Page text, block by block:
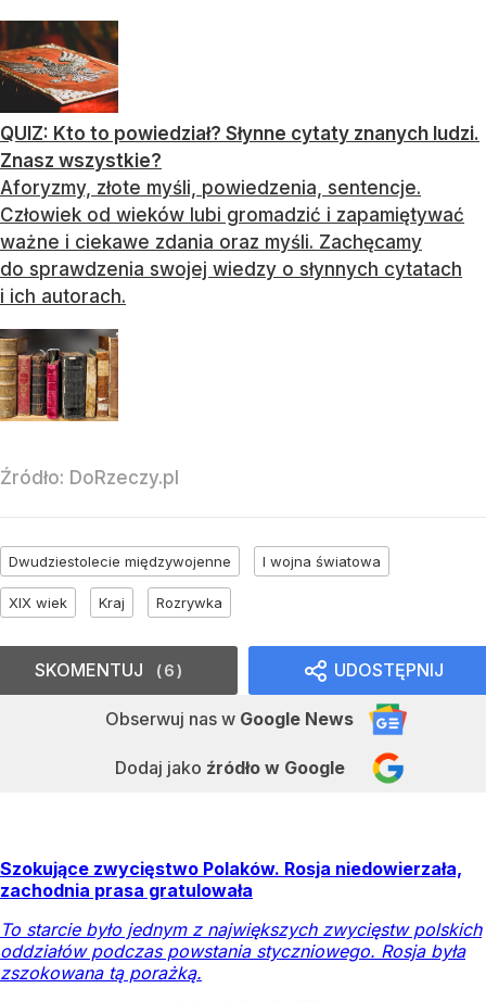
QUIZ: Kto to powiedział? Słynne cytaty znanych ludzi.
Znasz wszystkie?
Aforyzmy, złote myśli, powiedzenia, sentencje.
Człowiek od wieków lubi gromadzić i zapamiętywać
ważne i ciekawe zdania oraz myśli. Zachęcamy
do sprawdzenia swojej wiedzy o słynnych cytatach
i ich autorach.
Źródło: DoRzeczy.pl
Dwudziestolecie międzywojenne I wojna światowa
XIX wiek Kraj Rozrywka
UDOSTĘPNIJ
Obserwuj nas w Google News
Dodaj jako źródło w Google
SKOMENTUJ 6
Szokujące zwycięstwo Polaków. Rosja niedowierzała,
zachodnia prasa gratulowała
To starcie było jednym z największych zwycięstw polskich
oddziałów podczas powstania styczniowego. Rosja była
zszokowana tą porażką.